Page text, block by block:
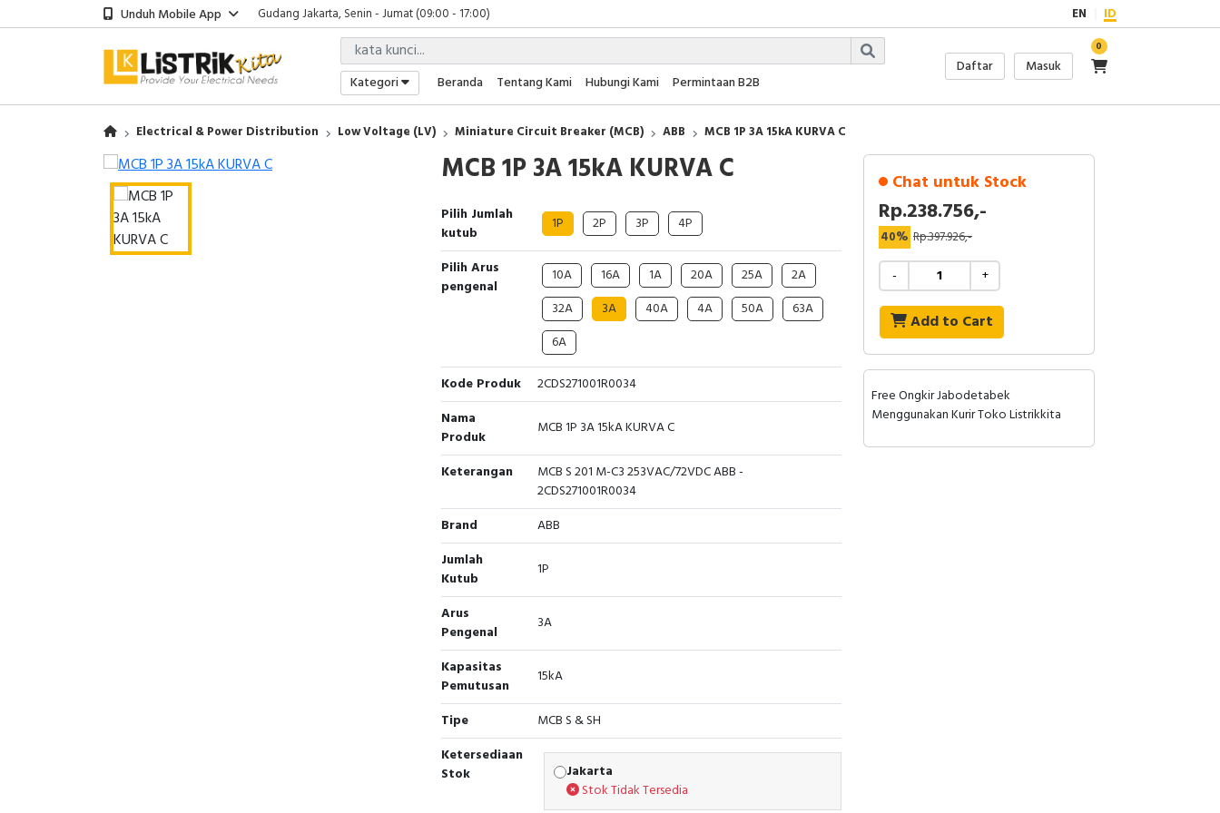
Unduh Mobile App
Gudang Jakarta, Senin - Jumat (09:00 - 17:00)
Showroom Bali, Senin - Jumat (09:00 - 17:00)
Kantor Jakarta, Senin - Jumat (08:00 - 17:00)
Gudang Jakarta, Senin - Jumat (09:00 - 17:00)
Showroom Bali, Senin - Jumat (09:00 - 17:00)
EN ID
Kategori Beranda Tentang Kami Hubungi Kami Permintaan B2B
Daftar Masuk
0
Electrical & Power Distribution Low Voltage (LV) Miniature Circuit Breaker (MCB) ABB MCB 1P 3A 15kA KURVA C
MCB 1P 3A 15kA KURVA C
Pilih Jumlah
kutub
1P 2P 3P 4P
Pilih Arus
pengenal
10A 16A 1A 20A 25A
2A
32A
3A 40A 4A 50A
63A
6A
Kode Produk
2CDS271001R0034
Nama
Produk
MCB 1P 3A 15kA KURVA C
Keterangan
MCB S 201 M-C3 253VAC/72VDC ABB -
2CDS271001R0034
Brand
ABB
Jumlah
Kutub
1P
Arus
Pengenal
3A
Kapasitas
Pemutusan
15kA
Tipe
MCB S & SH
Ketersediaan
Stok
Jakarta
Stok Tidak Tersedia
Chat untuk Stock
Rp.238.756,-
40% Rp.397.926,-
- +
Add to Cart
Free Ongkir Jabodetabek
Menggunakan Kurir Toko Listrikkita